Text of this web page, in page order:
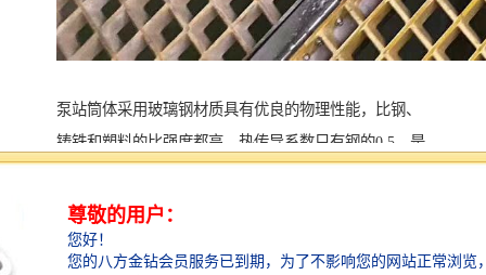
泵站筒体采用玻璃钢材质具有优良的物理性能，比钢、
铸铁和塑料的比强度都高，热传导系数只有钢的0.5，是
大，壁结构性能优异，产品工作温度在-50～200℃之
间，耐压一般在6.4MPa以下具有耐压 、耐腐蚀、抗老